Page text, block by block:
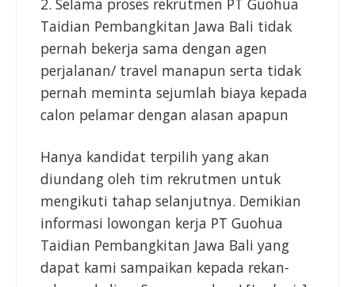
2. Selama proses rekrutmen PT Guohua
Taidian Pembangkitan Jawa Bali tidak
pernah bekerja sama dengan agen
perjalanan/ travel manapun serta tidak
pernah meminta sejumlah biaya kepada
calon pelamar dengan alasan apapun
Hanya kandidat terpilih yang akan
diundang oleh tim rekrutmen untuk
mengikuti tahap selanjutnya. Demikian
informasi lowongan kerja PT Guohua
Taidian Pembangkitan Jawa Bali yang
dapat kami sampaikan kepada rekan-